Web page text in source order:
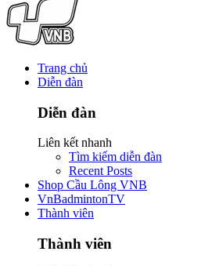
Trang chủ
Diễn đàn
Diễn đàn
Liên kết nhanh
Tìm kiếm diễn đàn
Recent Posts
Shop Cầu Lông VNB
VnBadmintonTV
Thành viên
Thành viên